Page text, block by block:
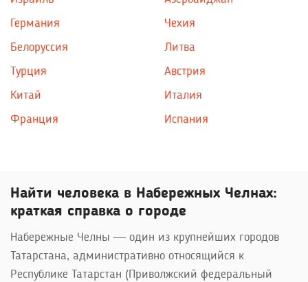
Германия
Белоруссия
Турция
Китай
Франция
Чехия
Литва
Австрия
Италия
Испания
Найти человека в Набережных Челнах:
краткая справка о городе
Набережные Челны — один из крупнейших городов
Татарстана, административно относящийся к
Республике Татарстан (Приволжский федеральный